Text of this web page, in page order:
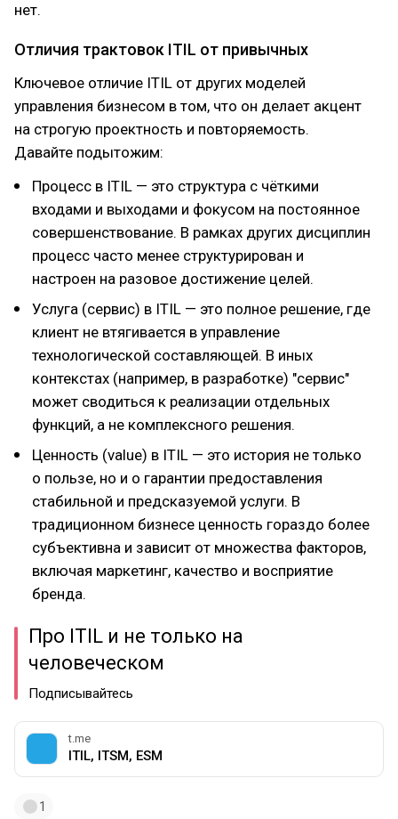
нет.
Отличия трактовок ITIL от привычных
Ключевое отличие ITIL от других моделей
управления бизнесом в том, что он делает акцент
на строгую проектность и повторяемость.
Давайте подытожим:
Процесс в ITIL — это структура с чёткими
входами и выходами и фокусом на постоянное
совершенствование. В рамках других дисциплин
процесс часто менее структурирован и
настроен на разовое достижение целей.
Услуга (сервис) в ITIL — это полное решение, где
клиент не втягивается в управление
технологической составляющей. В иных
контекстах (например, в разработке) "сервис"
может сводиться к реализации отдельных
функций, а не комплексного решения.
Ценность (value) в ITIL — это история не только
о пользе, но и о гарантии предоставления
стабильной и предсказуемой услуги. В
традиционном бизнесе ценность гораздо более
субъективна и зависит от множества факторов,
включая маркетинг, качество и восприятие
бренда.
Про ITIL и не только на
человеческом
Подписывайтесь
t.me
ITIL, ITSM, ESM
1